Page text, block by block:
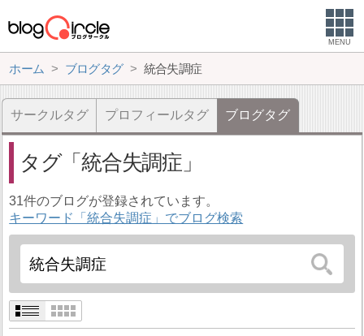
MENU
ホーム ブログタグ 統合失調症
サークルタグ プロフィールタグ ブログタグ
タグ 統合失調症
31件のブログが登録されています。
キーワード「統合失調症」でブログ検索